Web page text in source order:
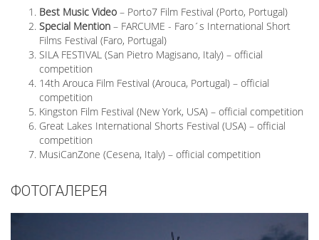
Best Music Video – Porto7 Film Festival (Porto, Portugal)
Special Mention – FARCUME - Faro´s International Short
Films Festival (Faro, Portugal)
SILA FESTIVAL (San Pietro Magisano, Italy) – official
competition
14th Arouca Film Festival (Arouca, Portugal) – official
competition
Kingston Film Festival (New York, USA) – official competition
Great Lakes International Shorts Festival (USA) – official
competition
MusiCanZone (Cesena, Italy) – official competition
ФОТОГАЛЕРЕЯ